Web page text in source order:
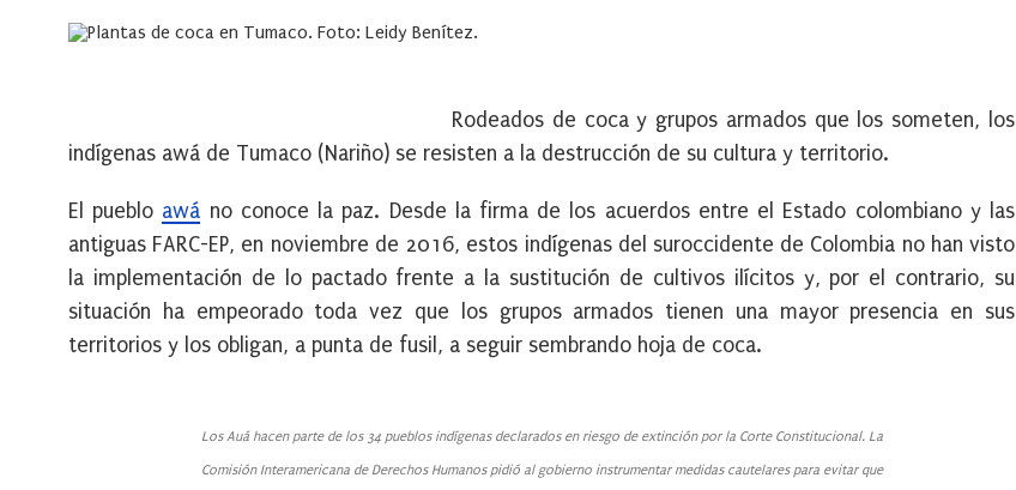
Rodeados de coca y grupos armados que los someten, los
indígenas awá de Tumaco (Nariño) se resisten a la destrucción de su cultura y territorio.
El pueblo awá no conoce la paz. Desde la firma de los acuerdos entre el Estado colombiano y las
antiguas FARC-EP, en noviembre de 2016, estos indígenas del suroccidente de Colombia no han visto
la implementación de lo pactado frente a la sustitución de cultivos ilícitos y, por el contrario, su
situación ha empeorado toda vez que los grupos armados tienen una mayor presencia en sus
territorios y los obligan, a punta de fusil, a seguir sembrando hoja de coca.
Los Auá hacen parte de los 34 pueblos indígenas declarados en riesgo de extinción por la Corte Constitucional. La
Comisión Interamericana de Derechos Humanos pidió al gobierno instrumentar medidas cautelares para evitar que